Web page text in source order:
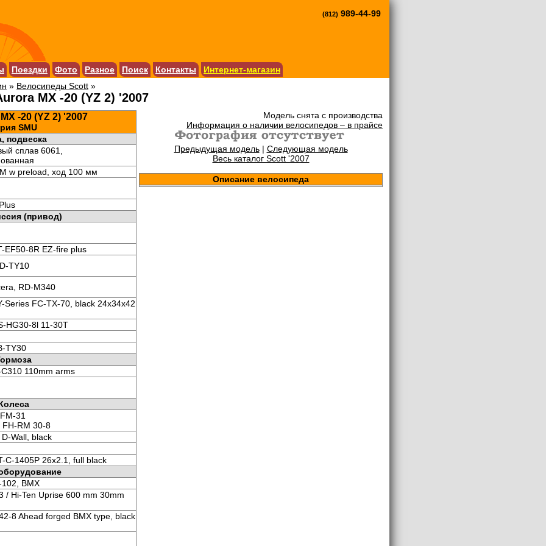
(812) 989-44-99
Поездки Фото Разное Поиск Контакты
Интернет-магазин
» Велосипеды Scott »
MX -20 (YZ 2) '2007
-20 (YZ 2) '2007
SMU
подвеска
сплав 6061,
w preload, ход 100 мм
(привод)
EF50-8R EZ-fire plus
TY10
RD-M340
Series FC-TX-70, black 24x34x42
HG30-8l 11-30T
TY30
110mm arms
31
FH-RM 30-8
Wall, black
C-1405P 26x2.1, full black
BMX
/ Hi-Ten Uprise 600 mm 30mm
8 Ahead forged BMX type, black
Модель снята с производства
Информация о наличии велосипедов – в прайсе
Предыдущая модель| Следующая модель
Весь каталог Scott '2007
Описание велосипеда